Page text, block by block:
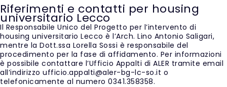
Riferimenti e contatti per housing
universitario Lecco
Il Responsabile Unico del Progetto per l’intervento di
housing universitario Lecco è l’Arch. Lino Antonio Saligari,
mentre la Dott.ssa Lorella Sossi è responsabile del
procedimento per la fase di affidamento. Per informazioni
è possibile contattare l’Ufficio Appalti di ALER tramite email
all’indirizzo ufficio.appalti@aler-bg-lc-so.it o
telefonicamente al numero 0341.358358.